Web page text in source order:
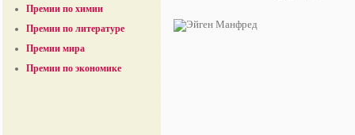
Премии по химии
Премии по литературе
Премии мира
Премии по экономике